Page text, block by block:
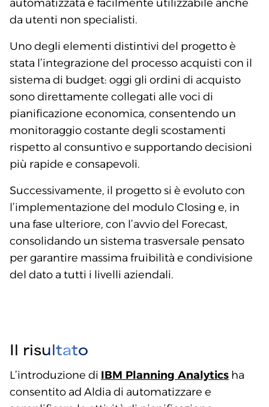
automatizzata e facilmente utilizzabile anche
da utenti non specialisti.
Uno degli elementi distintivi del progetto è
stata l’integrazione del processo acquisti con il
sistema di budget: oggi gli ordini di acquisto
sono direttamente collegati alle voci di
pianificazione economica, consentendo un
monitoraggio costante degli scostamenti
rispetto al consuntivo e supportando decisioni
più rapide e consapevoli.
Successivamente, il progetto si è evoluto con
l’implementazione del modulo Closing e, in
una fase ulteriore, con l’avvio del Forecast,
consolidando un sistema trasversale pensato
per garantire massima fruibilità e condivisione
del dato a tutti i livelli aziendali.
Il risultato
L’introduzione di IBM Planning Analytics ha
consentito ad Aldia di automatizzare e